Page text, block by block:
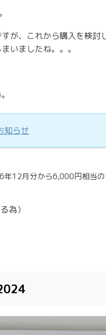
が、これから購入を検討
いましたね。。。
知らせ
12月分から6,000円相当
為）